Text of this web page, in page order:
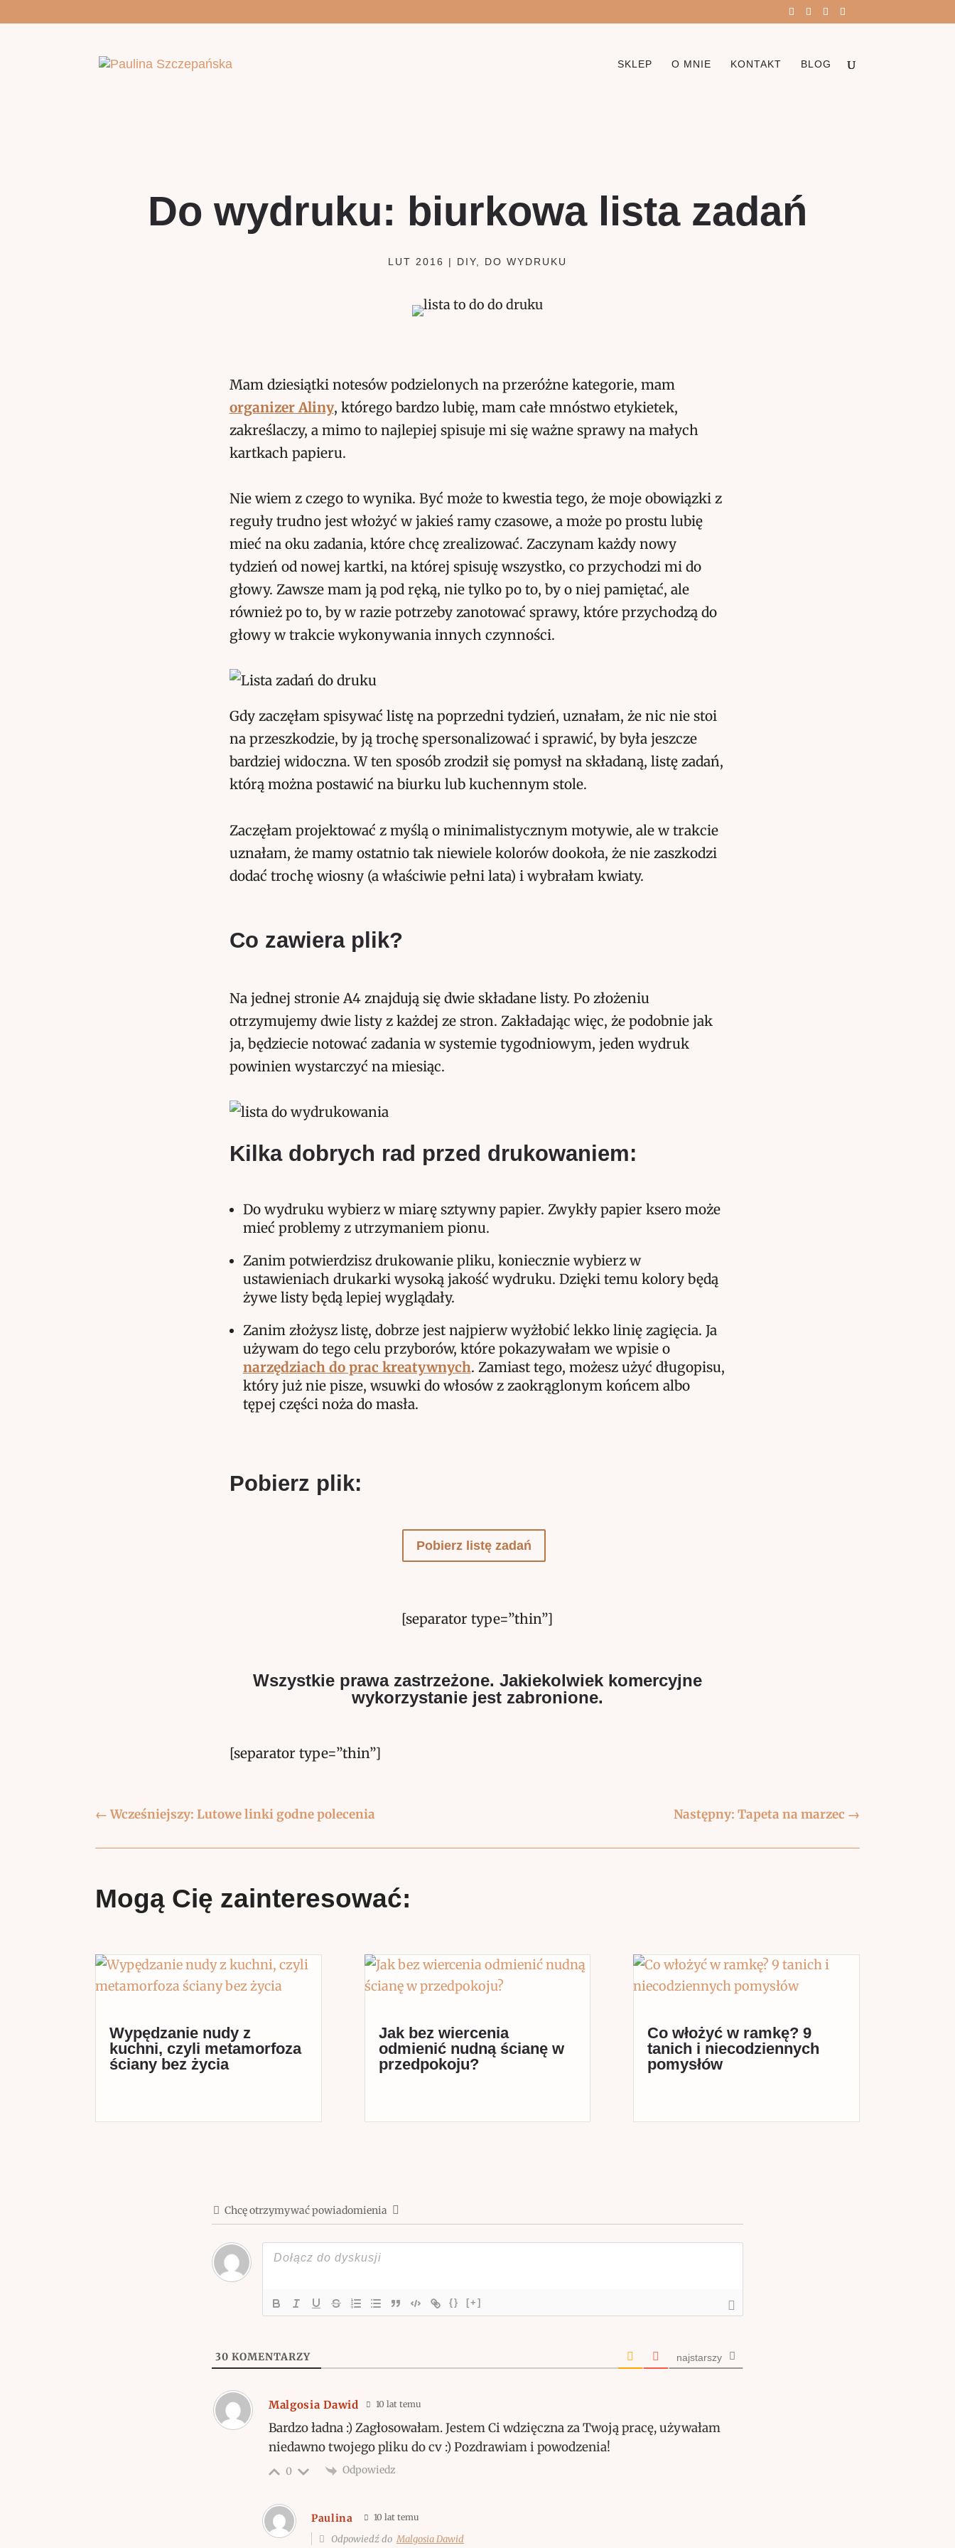
SKLEP O MNIE KONTAKT BLOG
Do wydruku: biurkowa lista zadań
LUT 2016 | DIY DO WYDRUKU
Mam dziesiątki notesów podzielonych na przeróżne kategorie, mam
organizer Aliny, którego bardzo lubię, mam całe mnóstwo etykietek,
zakreślaczy, a mimo to najlepiej spisuje mi się ważne sprawy na małych
kartkach papieru.
Nie wiem z czego to wynika. Być może to kwestia tego, że moje obowiązki z
reguły trudno jest włożyć w jakieś ramy czasowe, a może po prostu lubię
mieć na oku zadania, które chcę zrealizować. Zaczynam każdy nowy
tydzień od nowej kartki, na której spisuję wszystko, co przychodzi mi do
głowy. Zawsze mam ją pod ręką, nie tylko po to, by o niej pamiętać, ale
również po to, by w razie potrzeby zanotować sprawy, które przychodzą do
głowy w trakcie wykonywania innych czynności.
Gdy zaczęłam spisywać listę na poprzedni tydzień, uznałam, że nic nie stoi
na przeszkodzie, by ją trochę spersonalizować i sprawić, by była jeszcze
bardziej widoczna. W ten sposób zrodził się pomysł na składaną, listę zadań,
którą można postawić na biurku lub kuchennym stole.
Zaczęłam projektować z myślą o minimalistycznym motywie, ale w trakcie
uznałam, że mamy ostatnio tak niewiele kolorów dookoła, że nie zaszkodzi
dodać trochę wiosny (a właściwie pełni lata) i wybrałam kwiaty.
Co zawiera plik?
Na jednej stronie A4 znajdują się dwie składane listy. Po złożeniu
otrzymujemy dwie listy z każdej ze stron. Zakładając więc, że podobnie jak
ja, będziecie notować zadania w systemie tygodniowym, jeden wydruk
powinien wystarczyć na miesiąc.
Kilka dobrych rad przed drukowaniem:
Do wydruku wybierz w miarę sztywny papier. Zwykły papier ksero może
mieć problemy z utrzymaniem pionu.
Zanim potwierdzisz drukowanie pliku, koniecznie wybierz w
ustawieniach drukarki wysoką jakość wydruku. Dzięki temu kolory będą
żywe listy będą lepiej wyglądały.
Zanim złożysz listę, dobrze jest najpierw wyżłobić lekko linię zagięcia. Ja
używam do tego celu przyborów, które pokazywałam we wpisie o
narzędziach do prac kreatywnych. Zamiast tego, możesz użyć długopisu,
który już nie pisze, wsuwki do włosów z zaokrąglonym końcem albo
tępej części noża do masła.
Pobierz plik:
Pobierz listę zadań
[separator type=”thin”]
Wszystkie prawa zastrzeżone. Jakiekolwiek komercyjne
wykorzystanie jest zabronione.
[separator type=”thin”]
←Wcześniejszy: Lutowe linki godne polecenia Następny: Tapeta na marzec →
Mogą Cię zainteresować:
Wypędzanie nudy z
kuchni, czyli metamorfoza
ściany bez życia
Jak bez wiercenia
odmienić nudną ścianę w
przedpokoju?
Co włożyć w ramkę? 9
tanich i niecodziennych
pomysłów
Chcę otrzymywać powiadomienia
{} [+]
30 KOMENTARZY najstarszy
Malgosia Dawid 10 lat temu
Bardzo ładna :) Zagłosowałam. Jestem Ci wdzięczna za Twoją pracę, używałam
niedawno twojego pliku do cv :) Pozdrawiam i powodzenia!
0 Odpowiedz
Paulina 10 lat temu
Odpowiedź doMalgosia Dawid